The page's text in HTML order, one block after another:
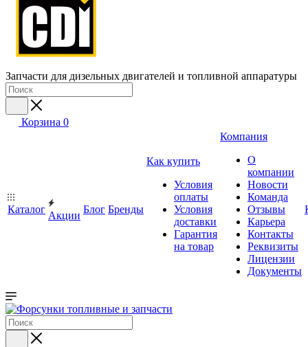
Запчасти для дизельных двигателей и топливной аппаратуры
Корзина 0
Каталог
Акции
Блог Бренды
Как купить
Условия
оплаты
Условия
доставки
Гарантия
на товар
Компания
О
компании
Новости
Команда
Отзывы
Карьера
Контакты
Реквизиты
Лицензии
Документы